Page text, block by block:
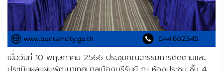
เมื่่อวันที่ 10 พฤษภาคม 2566 ประชุมคณะกรรมการติดตามและ